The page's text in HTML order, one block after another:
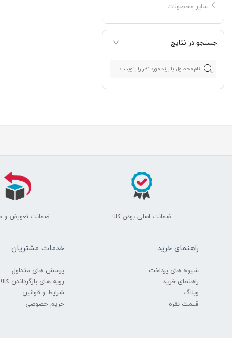
سایر محصولات
جستجو در نتایج
ضمانت اصلی بودن کالا ضمانت تعویض و
راهنمای خرید
شیوه های پرداخت
راهنمای خرید
وبلاگ
قیمت نقره
خدمات مشتریان
پرسش های متداول
رویه های بازگرداندن کالا
شرایط و قوانین
حریم خصوصی